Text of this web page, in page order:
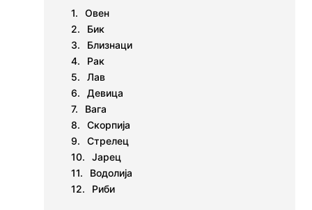
Овен
Бик
Близнаци
Рак
Лав
Девица
Вага
Скорпија
Стрелец
Јарец
Водолија
Риби